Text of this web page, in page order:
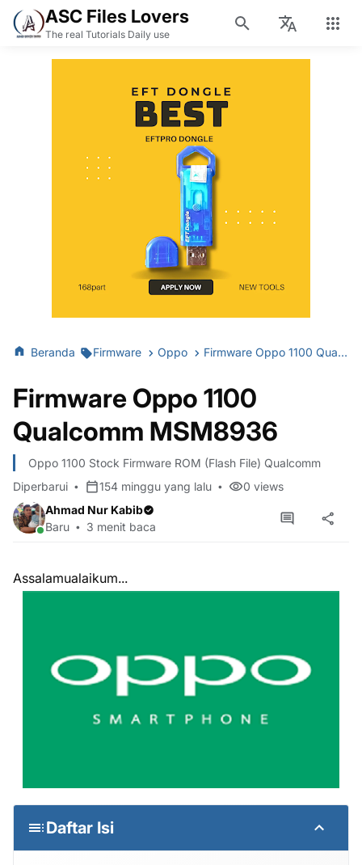
ASC Files Lovers
The real Tutorials Daily use
Beranda Firmware Oppo Firmware Oppo 1100 Qualcomm MSM8936
Firmware Oppo 1100
Qualcomm MSM8936
Oppo 1100 Stock Firmware ROM (Flash File) Qualcomm
Diperbarui
154 minggu yang lalu 0 views
Ahmad Nur Kabib
Baru
3 menit baca
Assalamualaikum...
Daftar Isi